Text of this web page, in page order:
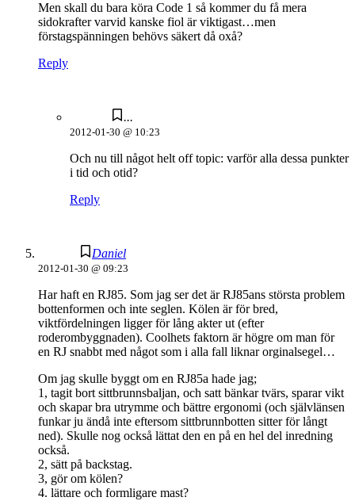
Men skall du bara köra Code 1 så kommer du få mera
sidokrafter varvid kanske fiol är viktigast…men
förstagspänningen behövs säkert då oxå?
Reply
...
2012-01-30 @ 10:23
Och nu till något helt off topic: varför alla dessa punkter
i tid och otid?
Reply
Daniel
2012-01-30 @ 09:23
Har haft en RJ85. Som jag ser det är RJ85ans största problem
bottenformen och inte seglen. Kölen är för bred,
viktfördelningen ligger för lång akter ut (efter
roderombyggnaden). Coolhets faktorn är högre om man för
en RJ snabbt med något som i alla fall liknar orginalsegel…
Om jag skulle byggt om en RJ85a hade jag;
1, tagit bort sittbrunnsbaljan, och satt bänkar tvärs, sparar vikt
och skapar bra utrymme och bättre ergonomi (och självlänsen
funkar ju ändå inte eftersom sittbrunnbotten sitter för långt
ned). Skulle nog också lättat den en på en hel del inredning
också.
2, sätt på backstag.
3, gör om kölen?
4. lättare och formligare mast?